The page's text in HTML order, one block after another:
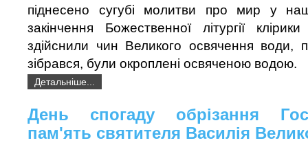
піднесено сугубі молитви про мир у
закінчення Божественної літургії
здійснили чин Великого освячення води,
зібрався, були окроплені освяченою водою.
Детальніше...
День спогаду обрізання
пам'ять святителя Василія